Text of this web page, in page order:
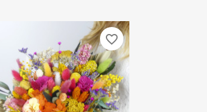
favorite_border